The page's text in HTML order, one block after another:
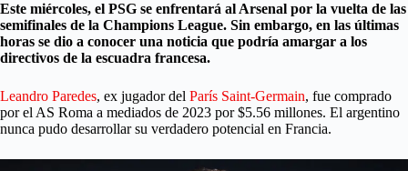
Este miércoles, el PSG se enfrentará al Arsenal por la vuelta de las
semifinales de la Champions League. Sin embargo, en las últimas
horas se dio a conocer una noticia que podría amargar a los
directivos de la escuadra francesa.
Leandro Paredes, ex jugador del París Saint-Germain, fue comprado
por el AS Roma a mediados de 2023 por $5.56 millones. El argentino
nunca pudo desarrollar su verdadero potencial en Francia.